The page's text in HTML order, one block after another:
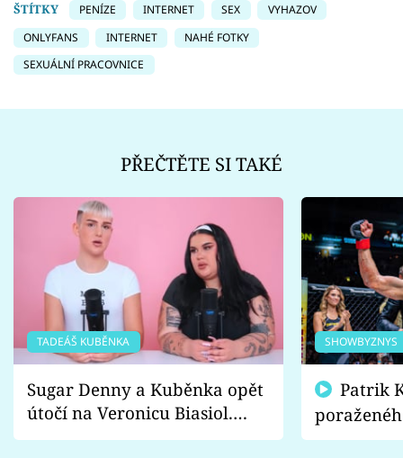
ŠTÍTKY
PENÍZE INTERNET SEX
VYHAZOV
ONLYFANS
INTERNET
NAHÉ FOTKY
SEXUÁLNÍ PRACOVNICE
PŘEČTĚTE SI TAKÉ
TADEÁŠ KUBĚNKA
Sugar Denny a Kuběnka opět
útočí na Veronicu Biasiol.
Proč je podle nich falešná a
SHOWBYZNYS
fanoušci